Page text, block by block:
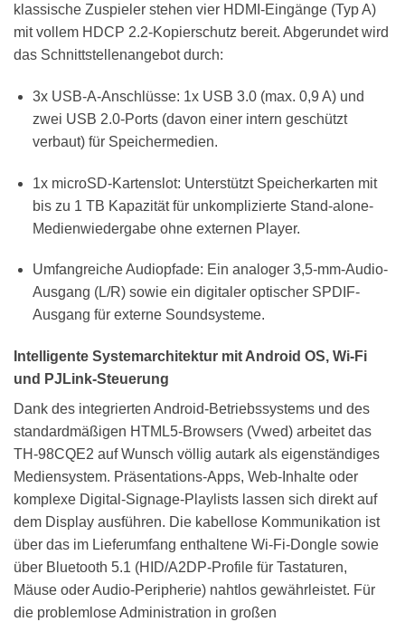
klassische Zuspieler stehen vier HDMI-Eingänge (Typ A)
mit vollem HDCP 2.2-Kopierschutz bereit. Abgerundet wird
das Schnittstellenangebot durch:
3x USB-A-Anschlüsse: 1x USB 3.0 (max. 0,9 A) und
zwei USB 2.0-Ports (davon einer intern geschützt
verbaut) für Speichermedien.
1x microSD-Kartenslot: Unterstützt Speicherkarten mit
bis zu 1 TB Kapazität für unkomplizierte Stand-alone-
Medienwiedergabe ohne externen Player.
Umfangreiche Audiopfade: Ein analoger 3,5-mm-Audio-
Ausgang (L/R) sowie ein digitaler optischer SPDIF-
Ausgang für externe Soundsysteme.
Intelligente Systemarchitektur mit Android OS, Wi-Fi
und PJLink-Steuerung
Dank des integrierten Android-Betriebssystems und des
standardmäßigen HTML5-Browsers (Vwed) arbeitet das
TH-98CQE2 auf Wunsch völlig autark als eigenständiges
Mediensystem. Präsentations-Apps, Web-Inhalte oder
komplexe Digital-Signage-Playlists lassen sich direkt auf
dem Display ausführen. Die kabellose Kommunikation ist
über das im Lieferumfang enthaltene Wi-Fi-Dongle sowie
über Bluetooth 5.1 (HID/A2DP-Profile für Tastaturen,
Mäuse oder Audio-Peripherie) nahtlos gewährleistet. Für
die problemlose Administration in großen